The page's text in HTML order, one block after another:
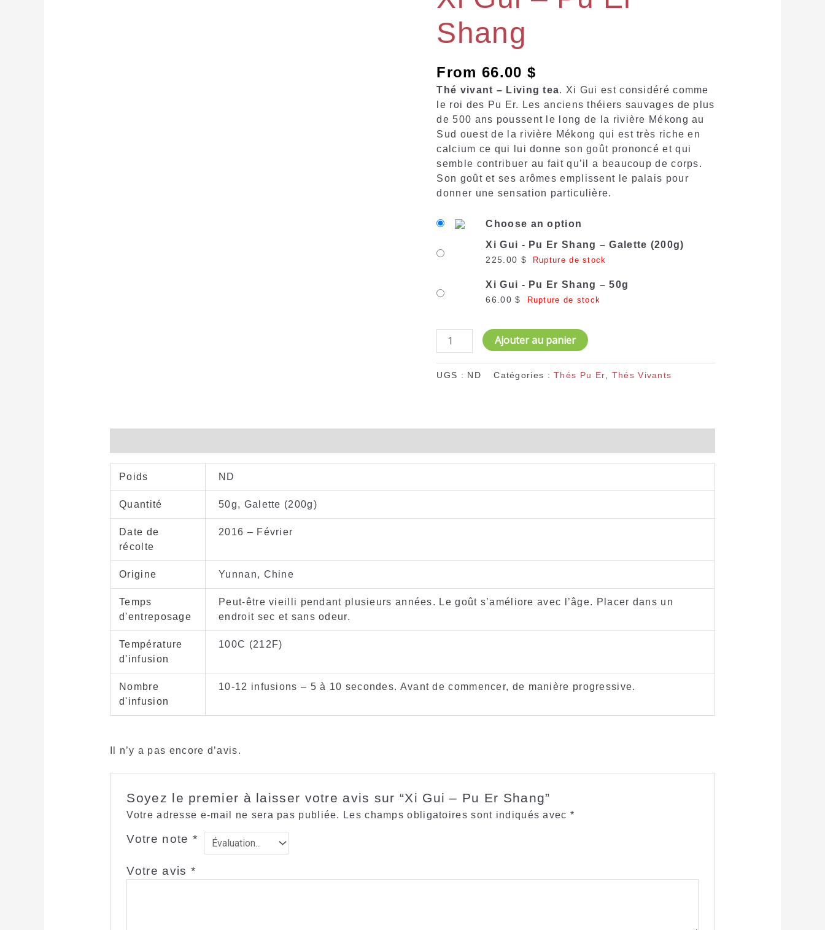
Shang
From 66.00 $
Thé vivant – Living tea. Xi Gui est considéré comme
le roi des Pu Er. Les anciens théiers sauvages de plus
de 500 ans poussent le long de la rivière Mékong au
Sud ouest de la rivière Mékong qui est très riche en
calcium ce qui lui donne son goût prononcé et qui
semble contribuer au fait qu’il a beaucoup de corps.
Son goût et ses arômes emplissent le palais pour
donner une sensation particulière.
Choose an option
Xi Gui - Pu Er Shang – Galette (200g)
225.00 $ Rupture de stock
Xi Gui - Pu Er Shang – 50g
66.00$ Rupture de stock
-
Pu
Er
Ajouter au panier
UGS : ND Catégories :Thés Pu Er Thés Vivants
Poids ND
Quantité 50g, Galette (200g)
Date de
récolte
2016 – Février
Origine Yunnan, Chine
Temps
d'entreposage
Peut-être vieilli pendant plusieurs années. Le goût s’améliore avec l’âge. Placer dans un
endroit sec et sans odeur.
Température
d'infusion
100C (212F)
Nombre
d'infusion
10-12 infusions – 5 à 10 secondes. Avant de commencer, de manière progressive.
Il n’y a pas encore d’avis.
Soyez le premier à laisser votre avis sur “Xi Gui – Pu Er Shang”
Votre adresse e-mail ne sera pas publiée. Les champs obligatoires sont indiqués avec *
Votre note *
Votre avis *